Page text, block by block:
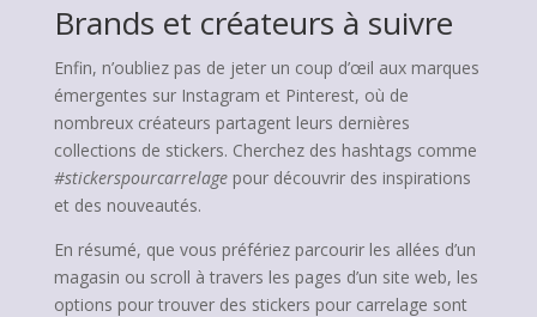
Brands et créateurs à suivre
Enfin, n’oubliez pas de jeter un coup d’œil aux marques
émergentes sur Instagram et Pinterest, où de
nombreux créateurs partagent leurs dernières
collections de stickers. Cherchez des hashtags comme
#stickerspourcarrelagepour découvrir des inspirations
et des nouveautés.
En résumé, que vous préfériez parcourir les allées d’un
magasin ou scroll à travers les pages d’un site web, les
options pour trouver des stickers pour carrelage sont